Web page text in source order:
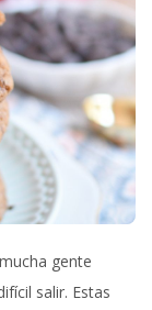
gente
salir. Estas